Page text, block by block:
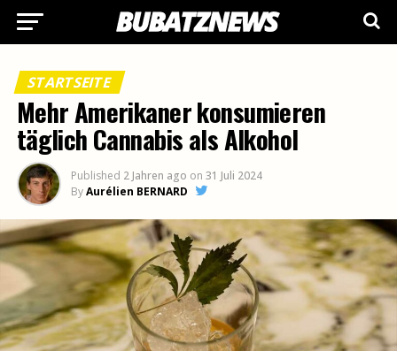
STARTSEITE
Mehr Amerikaner konsumieren
täglich Cannabis als Alkohol
Published 2 Jahren ago on 31 Juli 2024
ByAurélien BERNARD